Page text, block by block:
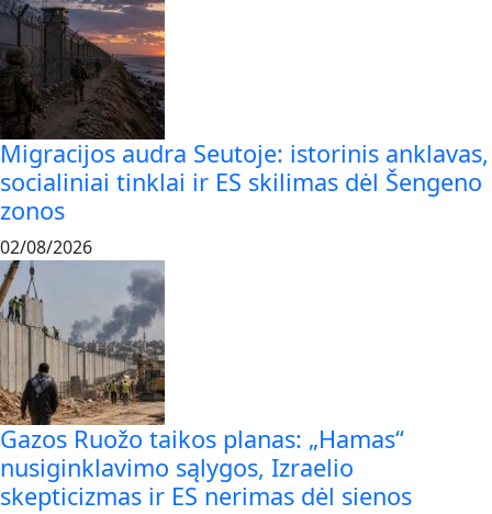
Migracijos audra Seutoje: istorinis anklavas,
socialiniai tinklai ir ES skilimas dėl Šengeno
zonos
02/08/2026
Gazos Ruožo taikos planas: „Hamas“
nusiginklavimo sąlygos, Izraelio
skepticizmas ir ES nerimas dėl sienos